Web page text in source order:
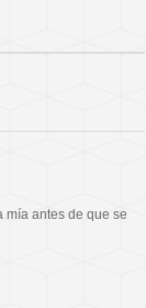
mía antes de que se